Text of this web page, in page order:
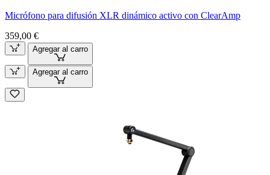
Micrófono para difusión XLR dinámico activo con ClearAmp
359,00 €
Agregar al carro
Agregar al carro